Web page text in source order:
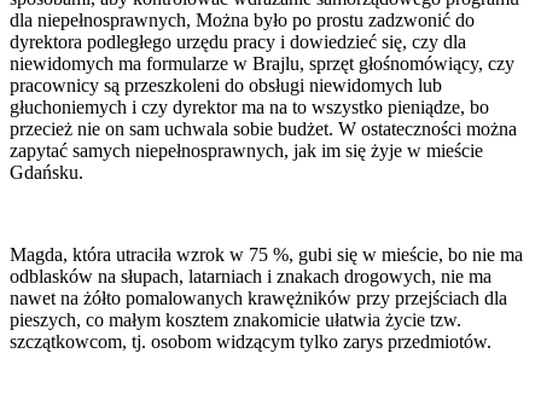
dla niepełnosprawnych, Można było po prostu zadzwonić do
dyrektora podległego urzędu pracy i dowiedzieć się, czy dla
niewidomych ma formularze w Brajlu, sprzęt głośnomówiący, czy
pracownicy są przeszkoleni do obsługi niewidomych lub
głuchoniemych i czy dyrektor ma na to wszystko pieniądze, bo
przecież nie on sam uchwala sobie budżet. W ostateczności można
zapytać samych niepełnosprawnych, jak im się żyje w mieście
Gdańsku.
Magda, która utraciła wzrok w 75 %, gubi się w mieście, bo nie ma
odblasków na słupach, latarniach i znakach drogowych, nie ma
nawet na żółto pomalowanych krawężników przy przejściach dla
pieszych, co małym kosztem znakomicie ułatwia życie tzw.
szczątkowcom, tj. osobom widzącym tylko zarys przedmiotów.